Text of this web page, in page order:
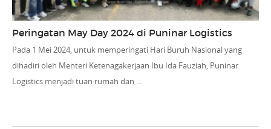
Peringatan May Day 2024 di Puninar Logistics
Pada 1 Mei 2024, untuk memperingati Hari Buruh Nasional yang
dihadiri oleh Menteri Ketenagakerjaan Ibu Ida Fauziah, Puninar
Logistics menjadi tuan rumah dan ...